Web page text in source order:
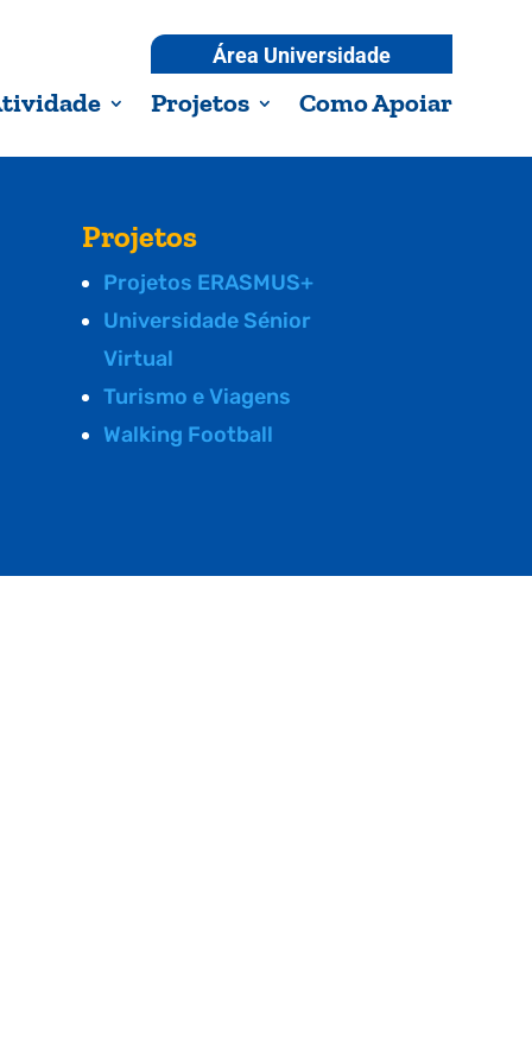
Área Universidade
Projetos Como Apoiar
Projetos
Projetos ERASMUS+
Universidade Sénior
Virtual
Turismo e Viagens
Walking Football